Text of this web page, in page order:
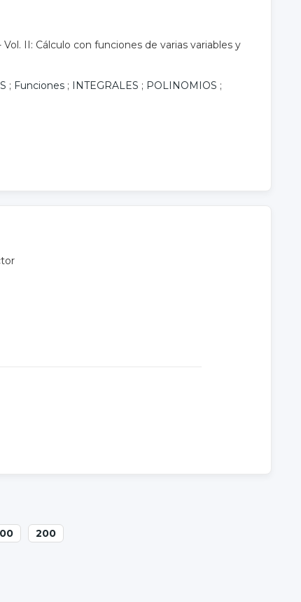
II: Cálculo con funciones de varias variables y
; Funciones ; INTEGRALES ; POLINOMIOS ;
200